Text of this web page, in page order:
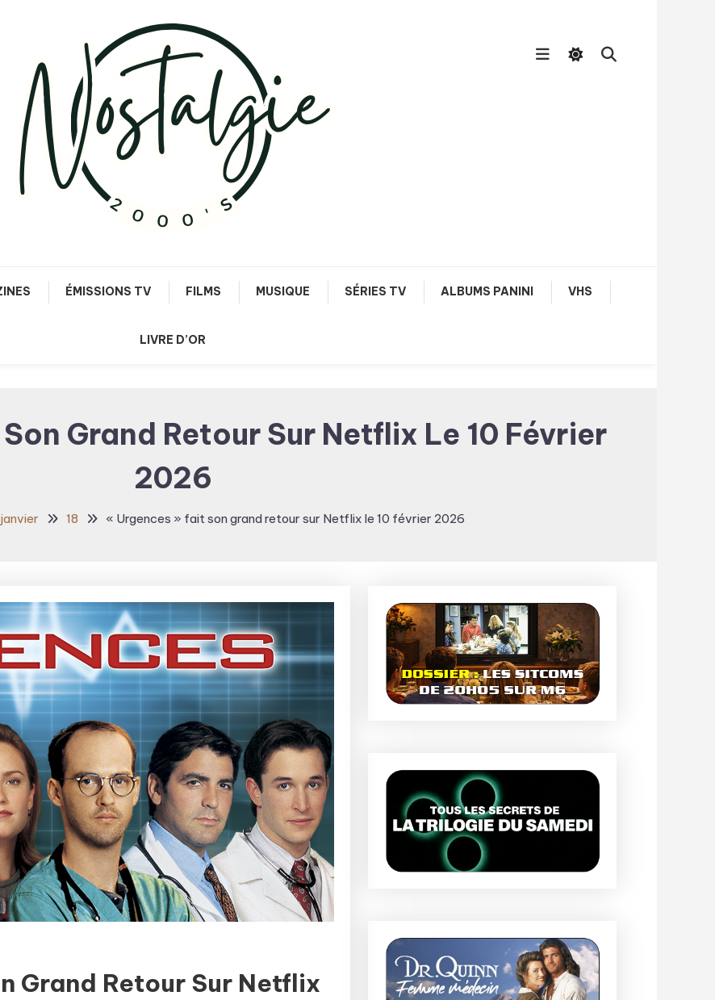
2000's
ÉMISSIONS TV FILMS MUSIQUE SÉRIES TV ALBUMS PANINI VHS
LIVRE D’OR
Grand Retour Sur Netflix Le 10 Février
2026
janvier 18 « Urgences » fait son grand retour sur Netflix le 10 février 2026
Grand Retour Sur Netflix